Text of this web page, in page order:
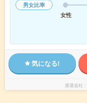
男女比率
女性
気になる!
派遣会社